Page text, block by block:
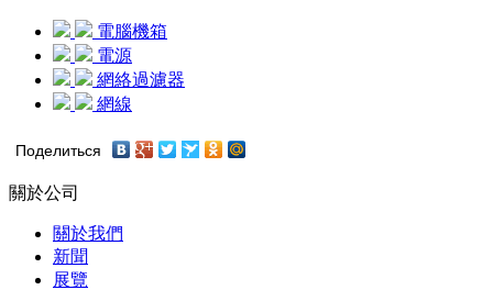
電腦機箱
電源
網絡過濾器
網線
Поделиться
關於公司
關於我們
新聞
展覽